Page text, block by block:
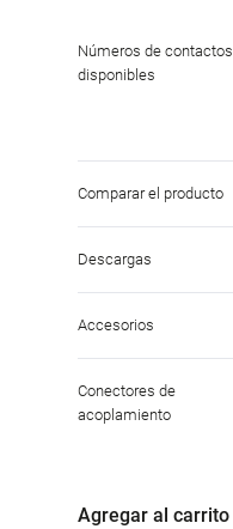
Números de contactos
disponibles
Comparar el producto
Descargas
Accesorios
Conectores de
acoplamiento
Agregar al carrito